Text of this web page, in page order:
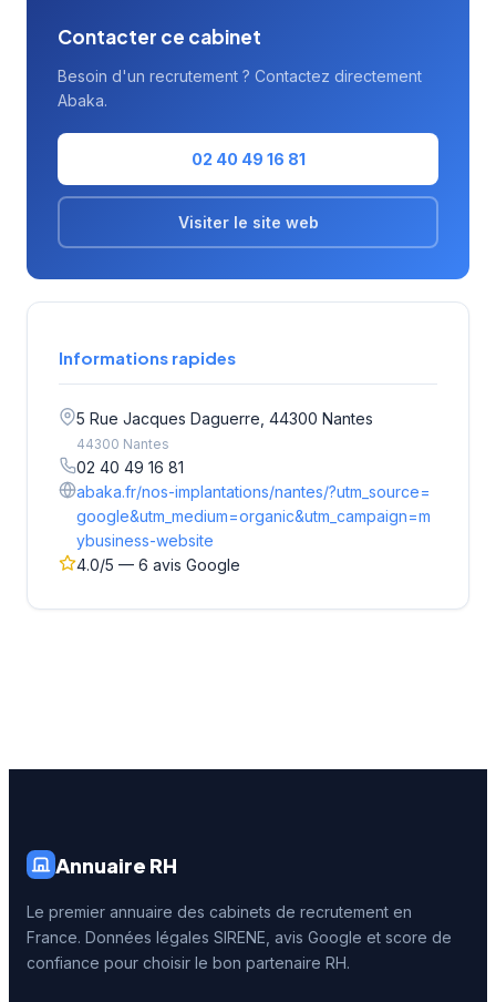
Contacter ce cabinet
Besoin d'un recrutement ? Contactez directement
Abaka.
02 40 49 16 81
Visiter le site web
Informations rapides
5 Rue Jacques Daguerre, 44300 Nantes
44300 Nantes
02 40 49 16 81
abaka.fr/nos-implantations/nantes/?utm_source=
google&utm_medium=organic&utm_campaign=m
ybusiness-website
4.0/5 — 6 avis Google
Annuaire RH
Le premier annuaire des cabinets de recrutement en
France. Données légales SIRENE, avis Google et score de
confiance pour choisir le bon partenaire RH.